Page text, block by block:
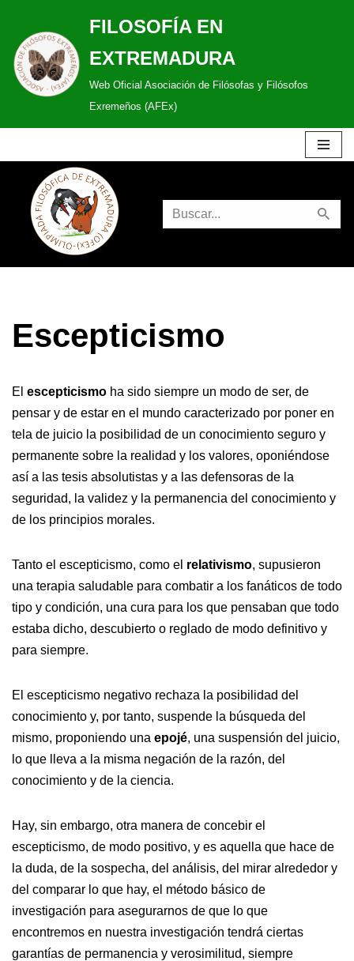
Saltar
al
contenido
FILOSOFÍA EN
EXTREMADURA
Web Oficial Asociación de Filósofas y Filósofos
Exremeños (AFEx)
Escepticismo
El escepticismo ha sido siempre un modo de ser, de
pensar y de estar en el mundo caracterizado por poner en
tela de juicio la posibilidad de un conocimiento seguro y
permanente sobre la realidad y los valores, oponiéndose
así a las tesis absolutistas y a las defensoras de la
seguridad, la validez y la permanencia del conocimiento y
de los principios morales.
Tanto el escepticismo, como el relativismo, supusieron
una terapia saludable para combatir a los fanáticos de todo
tipo y condición, una cura para los que pensaban que todo
estaba dicho, descubierto o reglado de modo definitivo y
para siempre.
El escepticismo negativo rechaza la posibilidad del
conocimiento y, por tanto, suspende la búsqueda del
mismo, proponiendo una epojé, una suspensión del juicio,
lo que lleva a la misma negación de la razón, del
conocimiento y de la ciencia.
Hay, sin embargo, otra manera de concebir el
escepticismo, de modo positivo, y es aquella que hace de
la duda, de la sospecha, del análisis, del mirar alrededor y
del comparar lo que hay, el método básico de
investigación para asegurarnos de que lo que
encontremos en nuestra investigación tendrá ciertas
garantías de permanencia y verosimilitud, siempre